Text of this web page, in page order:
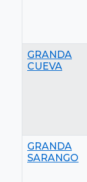
GRANDA
CUEVA
GRANDA
SARANGO